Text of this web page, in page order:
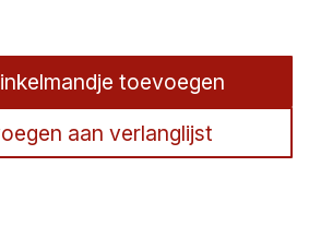
toevoegen
aan verlanglijst